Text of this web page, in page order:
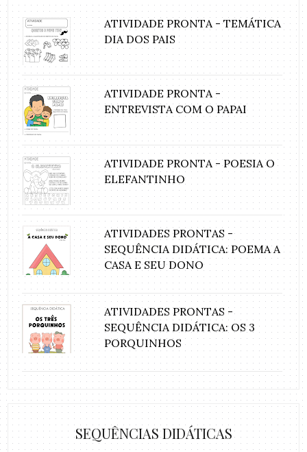
ATIVIDADE PRONTA - TEMÁTICA
DIA DOS PAIS
ATIVIDADE PRONTA -
ENTREVISTA COM O PAPAI
ATIVIDADE PRONTA - POESIA O
ELEFANTINHO
ATIVIDADES PRONTAS -
SEQUÊNCIA DIDÁTICA: POEMA A
CASA E SEU DONO
ATIVIDADES PRONTAS -
SEQUÊNCIA DIDÁTICA: OS 3
PORQUINHOS
SEQUÊNCIAS DIDÁTICAS